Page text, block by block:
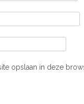
opslaan in deze